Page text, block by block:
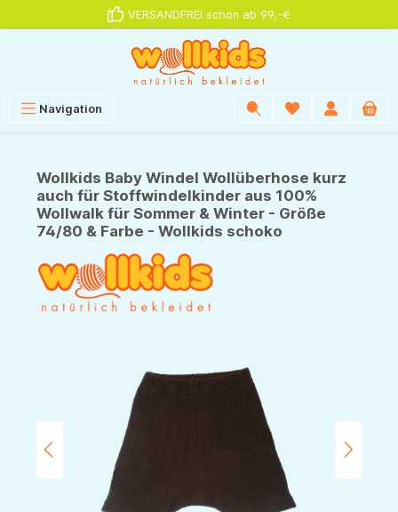
VERSANDFREI schon ab 99,-€
Navigation
Wollkids Baby Windel Wollüberhose kurz
auch für Stoffwindelkinder aus 100%
Wollwalk für Sommer & Winter - Größe
74/80 & Farbe - Wollkids schoko